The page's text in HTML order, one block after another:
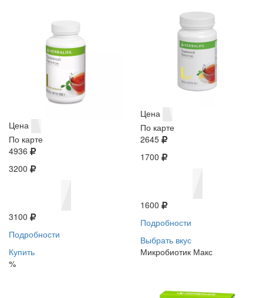
Цена
По карте
4936
3200
3100
Подробности
Купить
%
Цена
По карте
2645
1700
1600
Подробности
Выбрать вкус
Микробиотик Макс